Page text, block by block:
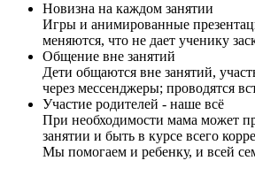
Новизна на каждом занятии
Игры и анимированные
меняются, что не дает ученику
Общение вне занятий
Дети общаются вне занятий,
через мессенджеры; проводятся
Участие родителей - наше всё
При необходимости мама может
занятии и быть в курсе всего
Мы помогаем и ребенку, и всей